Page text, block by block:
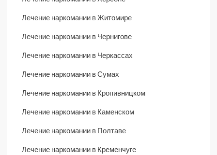
Лечение наркомании в Житомире
Лечение наркомании в Чернигове
Лечение наркомании в Черкассах
Лечение наркомании в Сумах
Лечение наркомании в Кропивницком
Лечение наркомании в Каменском
Лечение наркомании в Полтаве
Лечение наркомании в Кременчуге